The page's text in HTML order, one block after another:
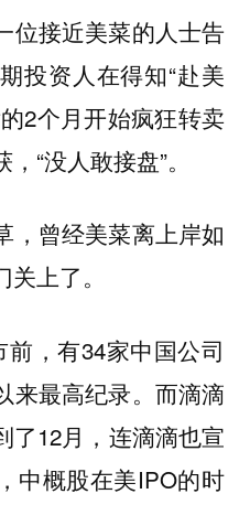
位接近美菜的人士告
投资人在得知“赴美
2个月开始疯狂转卖
“没人敢接盘”。
，曾经美菜离上岸如
上了。
，有34家中国公司
来最高纪录。而滴滴
了12月，连滴滴也宣
中概股在美IPO的时